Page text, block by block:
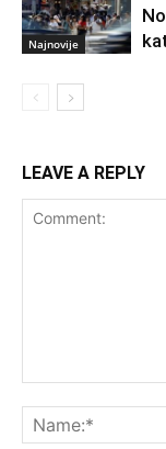
Najnovije
LEAVE A REPLY